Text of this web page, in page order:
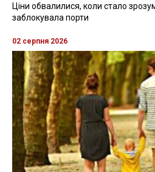
Ціни обвалилися, коли стало
заблокувала порти
02 серпня 2026